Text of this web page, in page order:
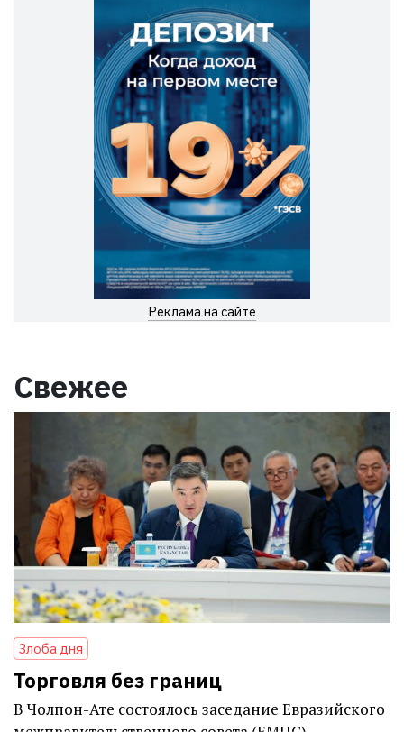
Реклама на сайте
Свежее
Злоба дня
Торговля без границ
В Чолпон-Ате состоялось заседание Евразийского